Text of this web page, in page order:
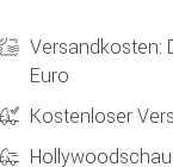
Versandkosten:
Euro
Kostenloser